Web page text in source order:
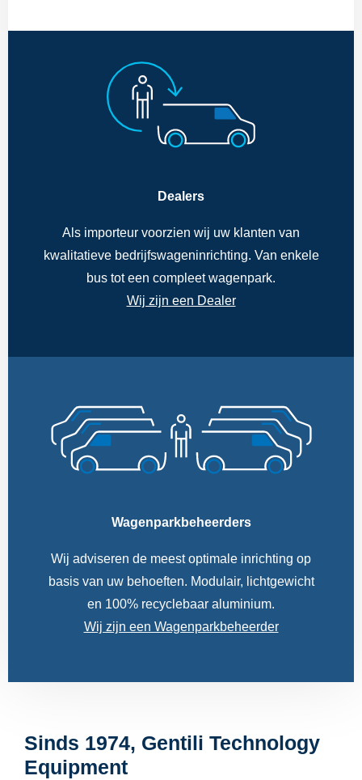
Dealers
Als importeur voorzien wij uw klanten van
kwalitatieve bedrijfswageninrichting. Van enkele
bus tot een compleet wagenpark.
Wij zijn een Dealer
Wagenparkbeheerders
Wij adviseren de meest optimale inrichting op
basis van uw behoeften. Modulair, lichtgewicht
en 100% recyclebaar aluminium.
Wij zijn een Wagenparkbeheerder
Sinds 1974, Gentili Technology
Equipment